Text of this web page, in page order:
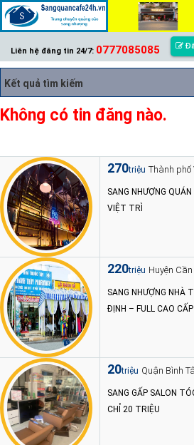
Liên hệ đăng tin 24/7: 0777085085
Kết quả tìm kiếm
Không có tin đăng nào.
270triệu Thành phố
SANG NHƯỢNG
VIỆT TRÌ
220triệu Huyện
SANG NHƯỢNG NHÀ
ĐỊNH – FULL CAO
20triệu Quận Bình
SANG GẤP SALON
CHỈ 20 TRIỆU